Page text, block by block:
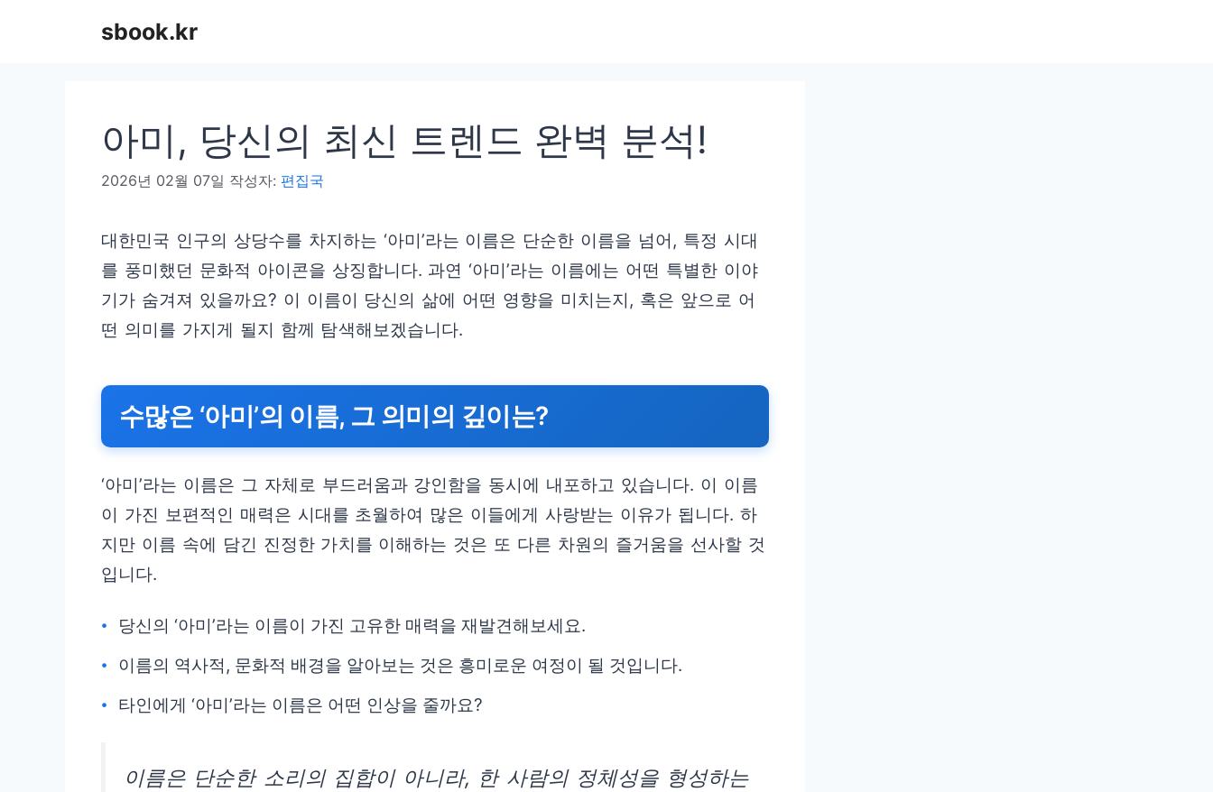
sbook.kr
아미, 당신의 최신 트렌드 완벽 분석!
2026년 02월 07일 작성자: 편집국
대한민국 인구의 상당수를 차지하는 ‘아미’라는 이름은 단순한 이름을 넘어, 특정 시대
를 풍미했던 문화적 아이콘을 상징합니다. 과연 ‘아미’라는 이름에는 어떤 특별한 이야
기가 숨겨져 있을까요? 이 이름이 당신의 삶에 어떤 영향을 미치는지, 혹은 앞으로 어
떤 의미를 가지게 될지 함께 탐색해보겠습니다.
수많은 ‘아미’의 이름, 그 의미의 깊이는?
‘아미’라는 이름은 그 자체로 부드러움과 강인함을 동시에 내포하고 있습니다. 이 이름
이 가진 보편적인 매력은 시대를 초월하여 많은 이들에게 사랑받는 이유가 됩니다. 하
지만 이름 속에 담긴 진정한 가치를 이해하는 것은 또 다른 차원의 즐거움을 선사할 것
입니다.
당신의 ‘아미’라는 이름이 가진 고유한 매력을 재발견해보세요.
이름의 역사적, 문화적 배경을 알아보는 것은 흥미로운 여정이 될 것입니다.
타인에게 ‘아미’라는 이름은 어떤 인상을 줄까요?
이름은 단순한 소리의 집합이 아니라, 한 사람의 정체성을 형성하는